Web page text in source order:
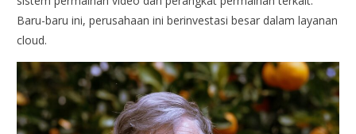
Baru-baru ini, perusahaan ini berinvestasi besar dalam layanan
cloud.